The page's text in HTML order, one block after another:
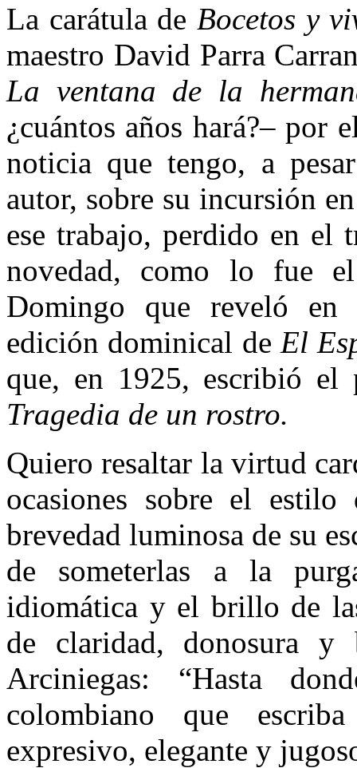
La carátula de Bocetos y
maestro David Parra
La ventana de la
¿cuántos años hará?– por
noticia que tengo, a
autor, sobre su incursión
ese trabajo, perdido en el
novedad, como lo fue
Domingo que reveló en
edición dominical de El
que, en 1925, escribió
Tragedia de un rostro.
Quiero resaltar la virtud
ocasiones sobre el
brevedad luminosa de su
de someterlas a la
idiomática y el brillo de
de claridad, donosura
Arciniegas: “Hasta
colombiano que
expresivo, elegante y